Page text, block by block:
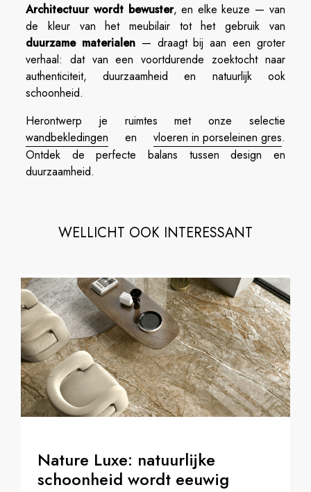
Architectuur wordt bewuster, en elke keuze — van
de kleur van het meubilair tot het gebruik van
duurzame materialen — draagt bij aan een groter
verhaal: dat van een voortdurende zoektocht naar
authenticiteit, duurzaamheid en natuurlijk ook
schoonheid.
Herontwerp je ruimtes met onze selectie
wandbekledingen en vloeren in porseleinen gres.
Ontdek de perfecte balans tussen design en
duurzaamheid.
WELLICHT OOK INTERESSANT
Nature Luxe: natuurlijke
schoonheid wordt eeuwig